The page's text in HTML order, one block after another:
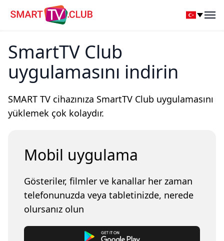
SmartTV Club
SmartTV Club
uygulamasını indirin
SMART TV cihazınıza SmartTV Club uygulamasını
yüklemek çok kolaydır.
Mobil uygulama
Gösteriler, filmler ve kanallar her zaman
telefonunuzda veya tabletinizde, nerede
olursanız olun